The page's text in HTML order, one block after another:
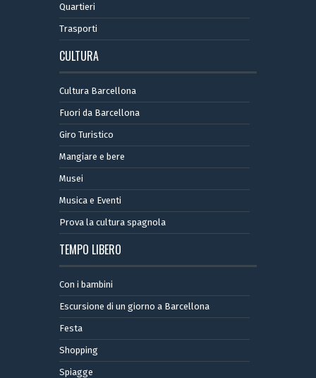
Quartieri
Trasporti
CULTURA
Cultura Barcellona
Fuori da Barcellona
Giro Turistico
Mangiare e bere
Musei
Musica e Eventi
Prova la cultura spagnola
TEMPO LIBERO
Con i bambini
Escursione di un giorno a Barcellona
Festa
Shopping
Spiagge